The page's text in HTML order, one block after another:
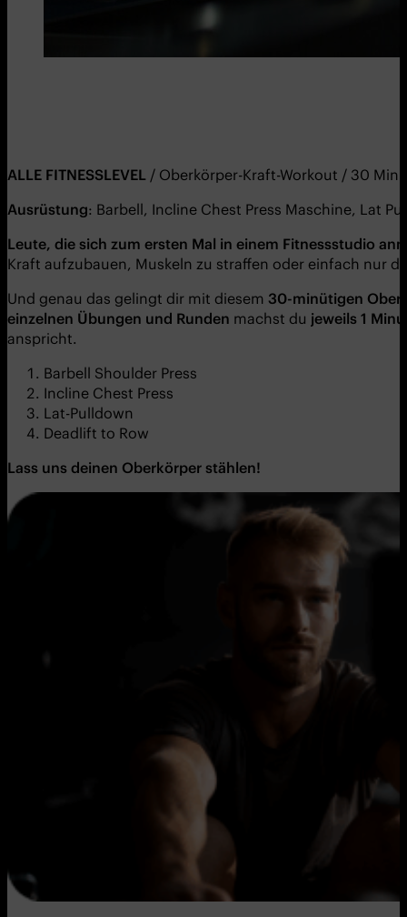
ALLE FITNESSLEVEL / Oberkörper-Kraft-Workout / 30
Ausrüstung: Barbell, Incline Chest Press Maschine, Lat
Leute, die sich zum ersten Mal in einem Fitnessstudio
Kraft aufzubauen, Muskeln zu straffen oder einfach nur
Und genau das gelingt dir mit diesem 30-minütigen
einzelnen Übungen und Runden machst du jeweils 1
anspricht.
Barbell Shoulder Press
Incline Chest Press
Lat-Pulldown
Deadlift to Row
Lass uns deinen Oberkörper stählen!